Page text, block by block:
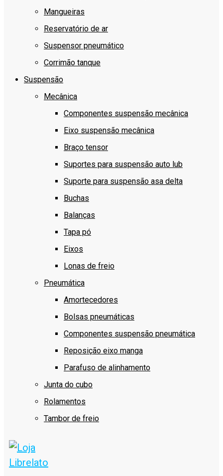
Mangueiras
Reservatório de ar
Suspensor pneumático
Corrimão tanque
Suspensão
Mecânica
Componentes suspensão mecânica
Eixo suspensão mecânica
Braço tensor
Suportes para suspensão auto lub
Suporte para suspensão asa delta
Buchas
Balanças
Tapa pó
Eixos
Lonas de freio
Pneumática
Amortecedores
Bolsas pneumáticas
Componentes suspensão pneumática
Reposição eixo manga
Parafuso de alinhamento
Junta do cubo
Rolamentos
Tambor de freio